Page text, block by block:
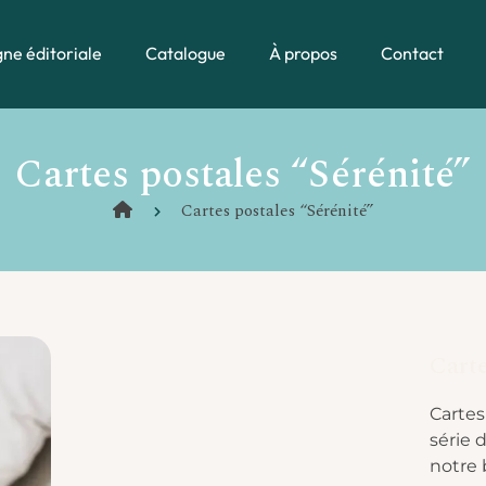
éditoriale Catalogue À propos Contact
Cartes postales “Sérénité”
Cartes postales “Sérénité”
série
notre